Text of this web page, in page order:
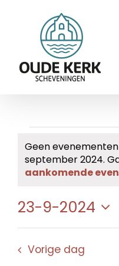
in
23
2024
Bericht
Geen
september 2024.
aankomende
23-9-2024
Selecteer
datum.
Vorige dag